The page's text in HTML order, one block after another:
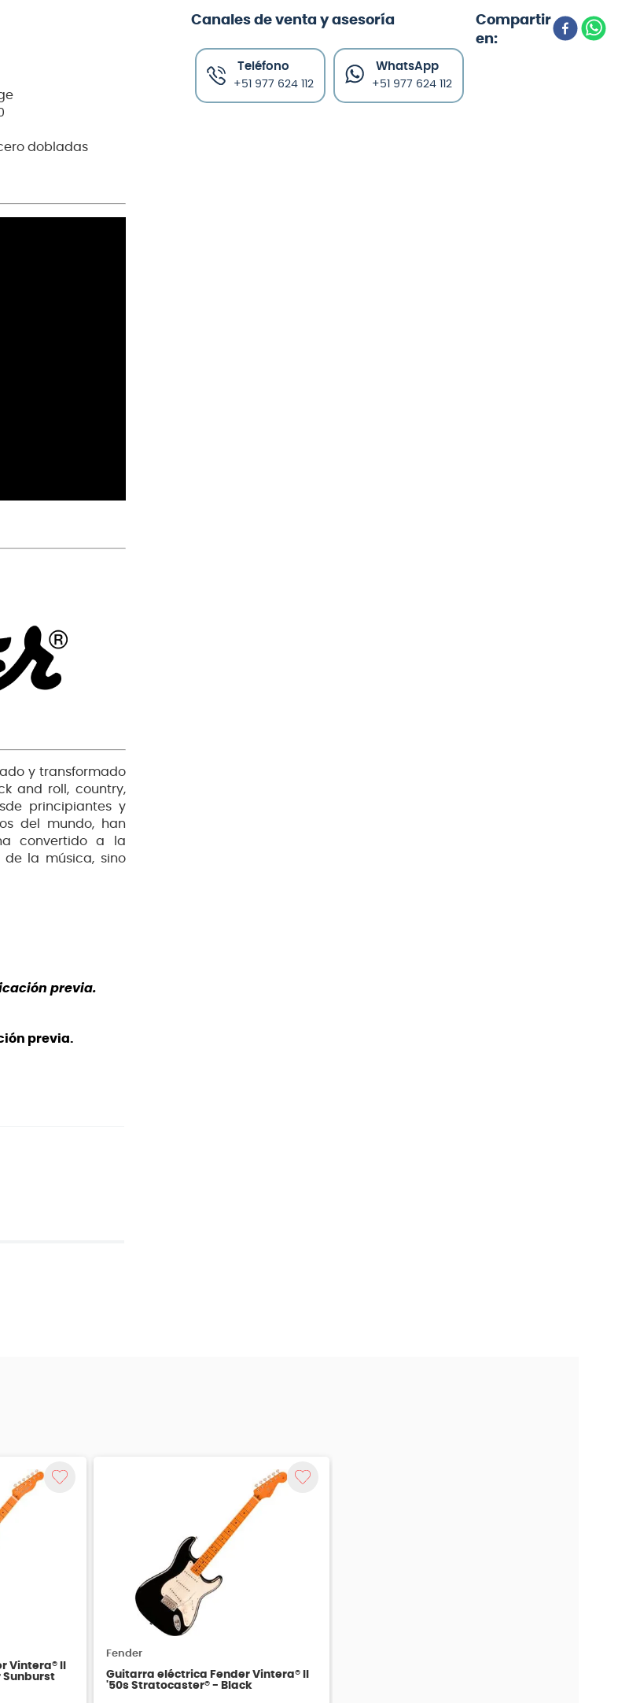
dobladas
y transformado
and roll, country,
principiantes y
del mundo, han
convertido a la
la música, sino
previa.
previa.
Canales de venta y asesoría
Teléfono
+51 977 624 112
WhatsApp
+51 977 624 112
Vintera® II
Sunburst
Fender
Guitarra eléctrica Fender Vintera® II
'50s Stratocaster® - Black